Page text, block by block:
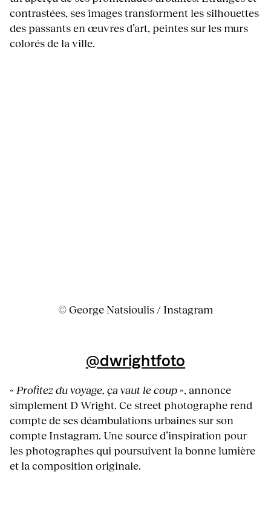
contrastées, ses images transforment les silhouettes
des passants en œuvres d’art, peintes sur les murs
colorés de la ville.
© George Natsioulis / Instagram
@dwrightfoto
« Profitez du voyage, ça vaut le coup», annonce
simplement D Wright. Ce street photographe rend
compte de ses déambulations urbaines sur son
compte Instagram. Une source d’inspiration pour
les photographes qui poursuivent la bonne lumière
et la composition originale.